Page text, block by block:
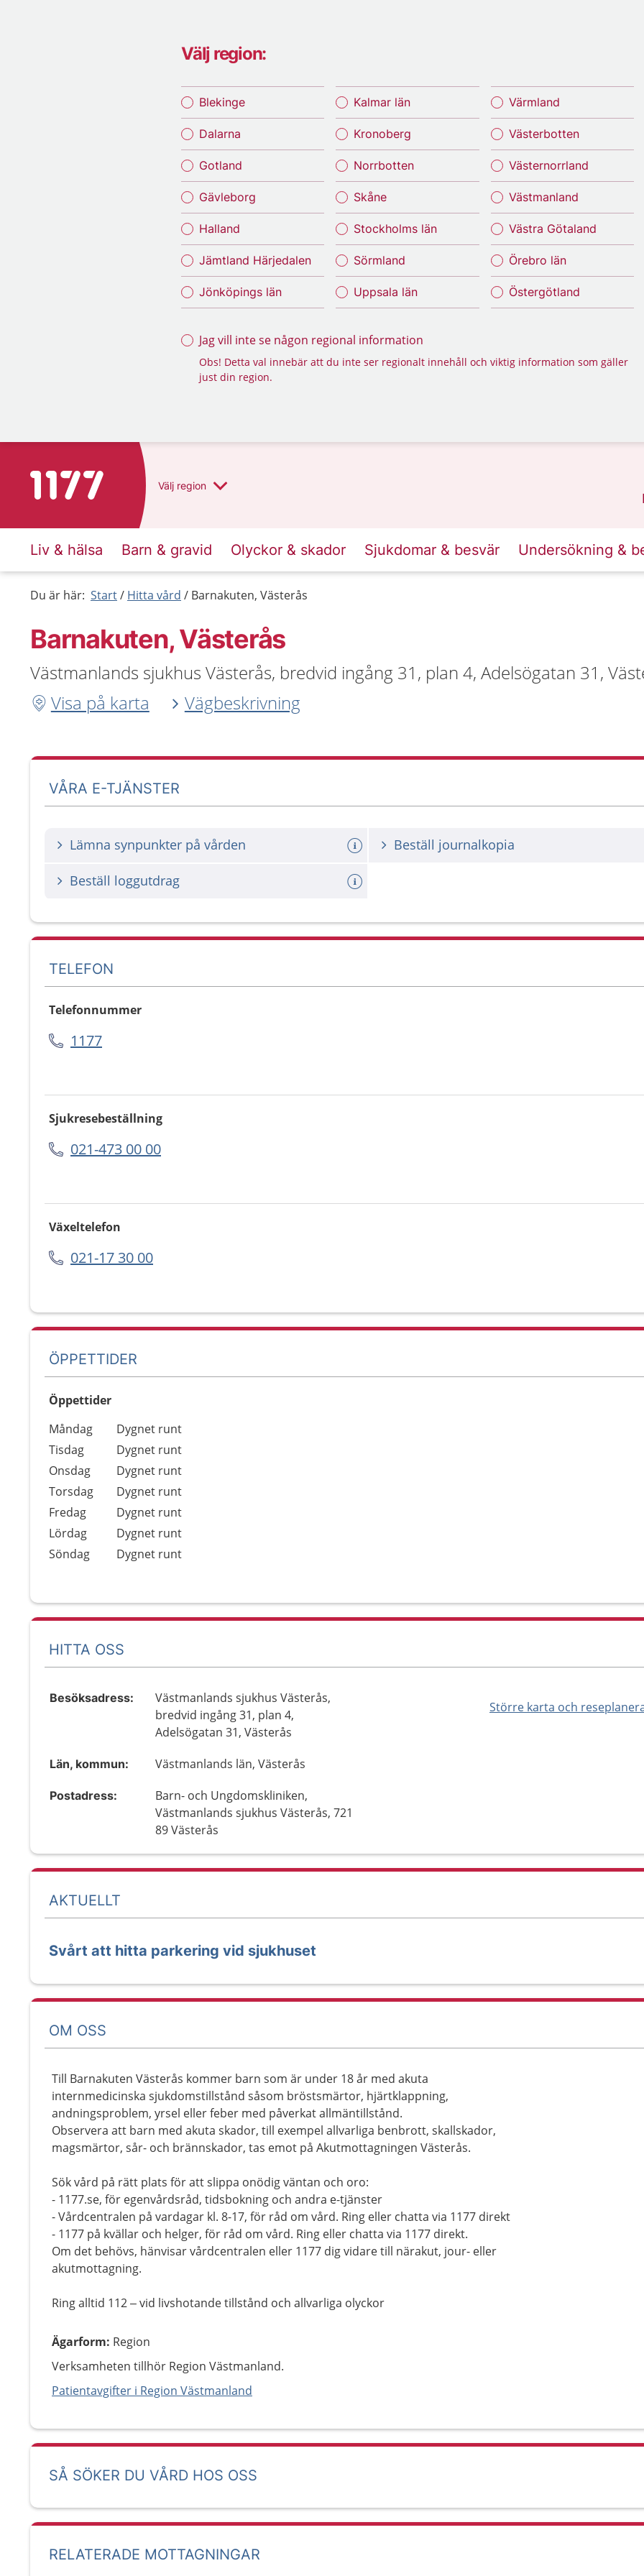
Välj region:
Blekinge
Dalarna
Gotland
Gävleborg
Halland
Jämtland Härjedalen
Jönköpings län
Kalmar län
Kronoberg
Norrbotten
Skåne
Stockholms län
Sörmland
Uppsala län
Värmland
Västerbotten
Västernorrland
Västmanland
Västra Götaland
Örebro län
Östergötland
Jag vill inte se någon regional information
Obs! Detta val innebär att du inte ser regionalt innehåll och viktig information som gäller
just din region.
Till startsidan för 1177 Välj region
Liv & hälsa Barn & gravid Olyckor & skador Sjukdomar & besvär Undersökning &
Du är här: Start Hitta vård Barnakuten, Västerås
Barnakuten, Västerås
Västmanlands sjukhus Västerås, bredvid ingång 31, plan 4, Adelsögatan 31,
Visa på karta
Vägbeskrivning
VÅRA E-TJÄNSTER
Lämna synpunkter på vården Beställ journalkopia
Beställ loggutdrag
TELEFON
Telefonnummer
1177
Sjukresebeställning
021-473 00 00
Växeltelefon
021-17 30 00
ÖPPETTIDER
Öppettider
Dag
Öppettider
Kommentarer
Måndag
Dygnet runt
Tisdag
Dygnet runt
Onsdag
Dygnet runt
Torsdag
Dygnet runt
Fredag
Dygnet runt
Lördag
Dygnet runt
Söndag
Dygnet runt
HITTA OSS
Större karta och
Besöksadress:
Västmanlands sjukhus Västerås,
bredvid ingång 31, plan 4,
Adelsögatan 31, Västerås
Län, kommun: Västmanlands län, Västerås
Postadress:
Barn- och Ungdomskliniken,
Västmanlands sjukhus Västerås, 721
89 Västerås
AKTUELLT
Svårt att hitta parkering vid sjukhuset
OM OSS
Till Barnakuten Västerås kommer barn som är under 18 år med akuta
internmedicinska sjukdomstillstånd såsom bröstsmärtor, hjärtklappning,
andningsproblem, yrsel eller feber med påverkat allmäntillstånd.
Observera att barn med akuta skador, till exempel allvarliga benbrott, skallskador,
magsmärtor, sår- och brännskador, tas emot på Akutmottagningen Västerås.
Sök vård på rätt plats för att slippa onödig väntan och oro:
- 1177.se, för egenvårdsråd, tidsbokning och andra e-tjänster
- Vårdcentralen på vardagar kl. 8-17, för råd om vård. Ring eller chatta via 1177 direkt
- 1177 på kvällar och helger, för råd om vård. Ring eller chatta via 1177 direkt.
Om det behövs, hänvisar vårdcentralen eller 1177 dig vidare till närakut, jour- eller
akutmottagning.
Ring alltid 112 – vid livshotande tillstånd och allvarliga olyckor
Ägarform: Region
Verksamheten tillhör Region Västmanland.
Patientavgifter i Region Västmanland
SÅ SÖKER DU VÅRD HOS OSS
RELATERADE MOTTAGNINGAR